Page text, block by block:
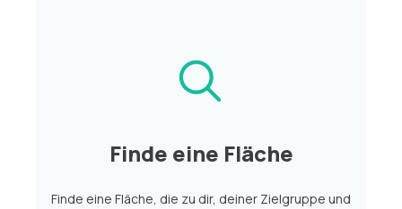
Finde eine Fläche
Finde eine Fläche, die zu dir, deiner Zielgruppe und